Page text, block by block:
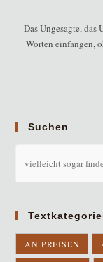
Das Ungesagte,
Worten einfangen,
Suchen
AN PREISEN